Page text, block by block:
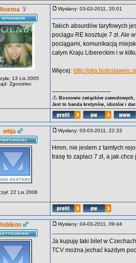
Noema
13 Lis 2005
Zgorzelec
Wysłany: 03-03-2011, 20:01
Takich absurdów taryfowych
pociągu RE kosztuje 7 zł. Ale
pociągami, komunikacją
całym Kraju Libereckim i w
Więcej: http://
⚠ Bossowie związków
Jest to banda kretynów, idiotów i
witja
22 Lis 2008
Wysłany: 03-03-2011, 22:33
Hmm, nie jestem z tamtych
trasę to zapłaci 7 zł, a jak
Wysłany: 04-03-2011, 09:44
Ja kupuję taki bilet w
TCV można jechać każdym